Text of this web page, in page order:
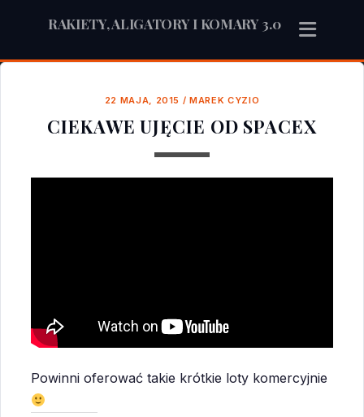
RAKIETY, ALIGATORY I KOMARY 3.0
22 MAJA, 2015 /MAREK CYZIO
CIEKAWE UJĘCIE OD SPACEX
Powinni oferować takie krótkie loty komercyjnie